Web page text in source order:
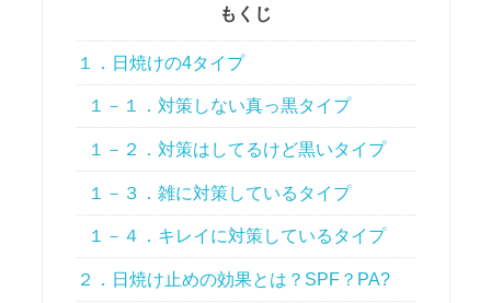
もくじ
１．日焼けの4タイプ
１－１．対策しない真っ黒タイプ
１－２．対策はしてるけど黒いタイプ
１－３．雑に対策しているタイプ
１－４．キレイに対策しているタイプ
２．日焼け止めの効果とは？SPF？PA?